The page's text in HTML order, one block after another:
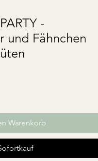
-
und Fähnchen
Warenkorb